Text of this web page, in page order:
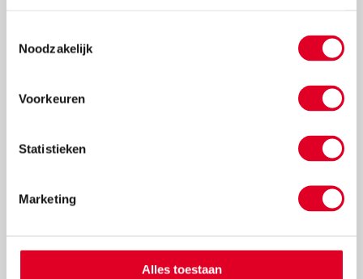
Noodzakelijk
Voorkeuren
Statistieken
Marketing
Alles toestaan
kerstballenboom ontstaat!